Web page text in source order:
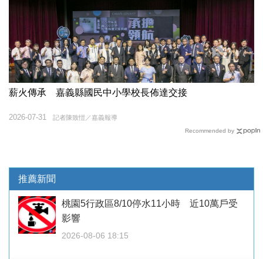
薪火傳承 嘉義縣國民中小學校長佈達交接
記者陳致愷／嘉義報導
2026-07-31
Recommended by
推薦新聞
桃園5行政區8/10停水11小時 近10萬戶受
影響
2026-08-06 18:15